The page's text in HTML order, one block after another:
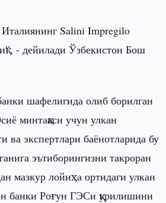
Salini Impregilo
- дейилади Ўзбекистон Бош
шафелигида олиб борилган
минтақаси учун улкан
ва экспертлари баёнотларида бу
эътиборингизни такроран
мазкур лойиҳа ортидаги улкан
банки Роғун ГЭСи қурилишини